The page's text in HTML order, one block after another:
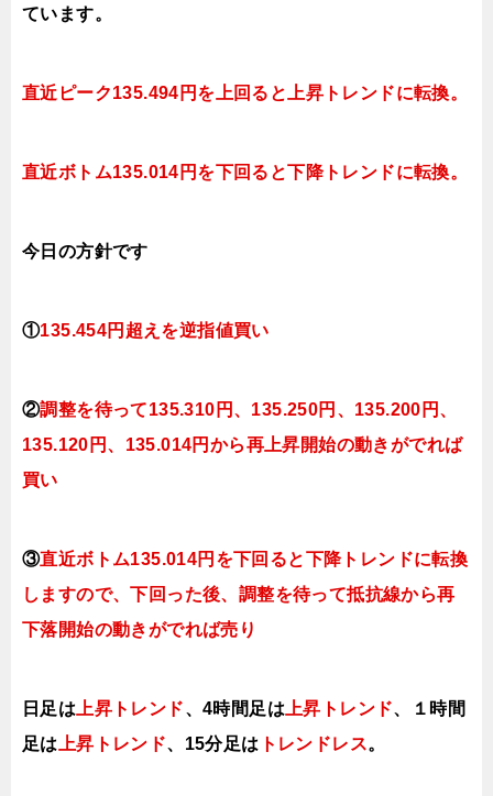
ています。
直近ピーク135.494円を上回ると上昇 トレンドに転換。
直近ボトム135.014円を下回ると 下降トレンドに転換。
今日 の方針です
①135.454円超えを逆指値買い
②調整を待って135.310円、135.250円、135.200円、
135.120円、135.014円から再上昇開始の動きがでれば
買い
③直近ボトム135.014円を下回ると
下降トレンドに転換
しますので、下回った後、調整を待って抵抗線から再
下落開始の動きがでれば売り
日足は上昇トレンド、4時間足は上昇トレンド、１時間
足は上昇トレンド、15分足は ト レンドレス。